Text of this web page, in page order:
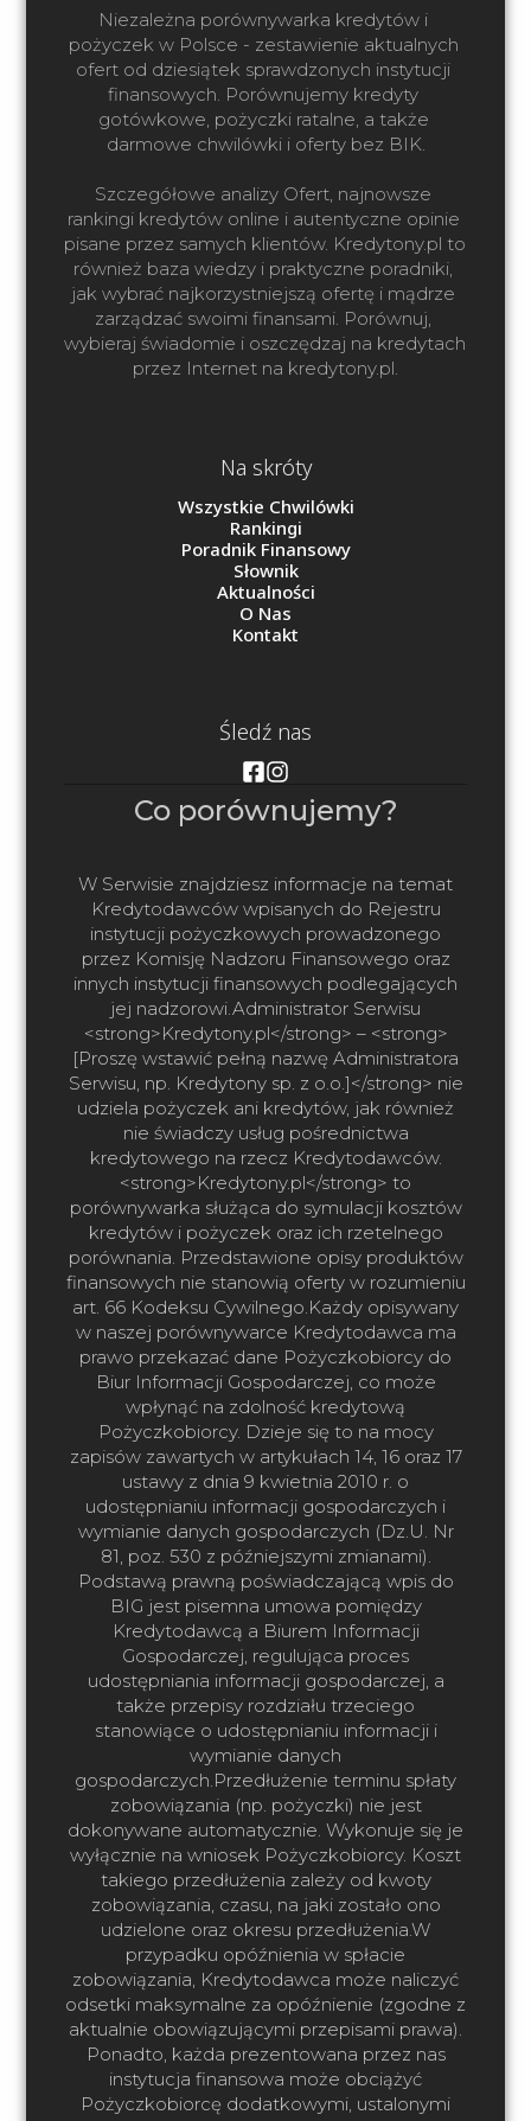
Niezależna porównywarka kredytów i
pożyczek w Polsce - zestawienie aktualnych
ofert od dziesiątek sprawdzonych instytucji
finansowych. Porównujemy kredyty
gotówkowe, pożyczki ratalne, a także
darmowe chwilówki i oferty bez BIK.
Szczegółowe analizy Ofert, najnowsze
rankingi kredytów online i autentyczne opinie
pisane przez samych klientów. Kredytony.pl to
również baza wiedzy i praktyczne poradniki,
jak wybrać najkorzystniejszą ofertę i mądrze
zarządzać swoimi finansami. Porównuj,
wybieraj świadomie i oszczędzaj na kredytach
przez Internet na kredytony.pl.
Na skróty
Wszystkie Chwilówki
Rankingi
Poradnik Finansowy
Słownik
Aktualności
O Nas
Kontakt
Śledź nas
Co porównujemy?
W Serwisie znajdziesz informacje na temat
Kredytodawców wpisanych do Rejestru
instytucji pożyczkowych prowadzonego
przez Komisję Nadzoru Finansowego oraz
innych instytucji finansowych podlegających
jej nadzorowi.Administrator Serwisu
<strong>Kredytony.pl</strong> – <strong>
[Proszę wstawić pełną nazwę Administratora
Serwisu, np. Kredytony sp. z o.o.]</strong> nie
udziela pożyczek ani kredytów, jak również
nie świadczy usług pośrednictwa
kredytowego na rzecz Kredytodawców.
<strong>Kredytony.pl</strong> to
porównywarka służąca do symulacji kosztów
kredytów i pożyczek oraz ich rzetelnego
porównania. Przedstawione opisy produktów
finansowych nie stanowią oferty w rozumieniu
art. 66 Kodeksu Cywilnego.Każdy opisywany
w naszej porównywarce Kredytodawca ma
prawo przekazać dane Pożyczkobiorcy do
Biur Informacji Gospodarczej, co może
wpłynąć na zdolność kredytową
Pożyczkobiorcy. Dzieje się to na mocy
zapisów zawartych w artykułach 14, 16 oraz 17
ustawy z dnia 9 kwietnia 2010 r. o
udostępnianiu informacji gospodarczych i
wymianie danych gospodarczych (Dz.U. Nr
81, poz. 530 z późniejszymi zmianami).
Podstawą prawną poświadczającą wpis do
BIG jest pisemna umowa pomiędzy
Kredytodawcą a Biurem Informacji
Gospodarczej, regulująca proces
udostępniania informacji gospodarczej, a
także przepisy rozdziału trzeciego
stanowiące o udostępnianiu informacji i
wymianie danych
gospodarczych.Przedłużenie terminu spłaty
zobowiązania (np. pożyczki) nie jest
dokonywane automatycznie. Wykonuje się je
wyłącznie na wniosek Pożyczkobiorcy. Koszt
takiego przedłużenia zależy od kwoty
zobowiązania, czasu, na jaki zostało ono
udzielone oraz okresu przedłużenia.W
przypadku opóźnienia w spłacie
zobowiązania, Kredytodawca może naliczyć
odsetki maksymalne za opóźnienie (zgodne z
aktualnie obowiązującymi przepisami prawa).
Ponadto, każda prezentowana przez nas
instytucja finansowa może obciążyć
Pożyczkobiorcę dodatkowymi, ustalonymi